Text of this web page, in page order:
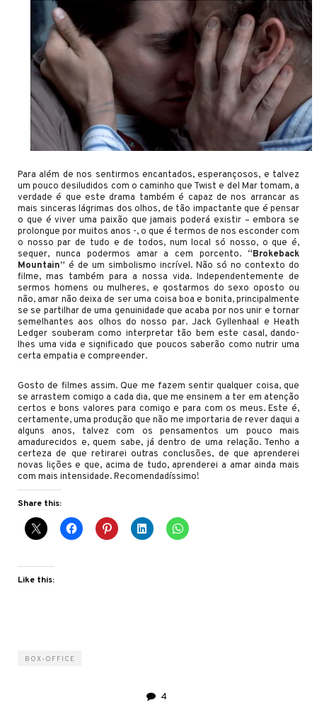
Para além de nos sentirmos encantados, esperançosos, e talvez
um pouco desiludidos com o caminho que Twist e del Mar tomam, a
verdade é que este drama também é capaz de nos arrancar as
mais sinceras lágrimas dos olhos, de tão impactante que é pensar
o que é viver uma paixão que jamais poderá existir – embora se
prolongue por muitos anos -, o que é termos de nos esconder com
o nosso par de tudo e de todos, num local só nosso, o que é,
sequer, nunca podermos amar a cem porcento. “Brokeback
Mountain” é de um simbolismo incrível. Não só no contexto do
filme, mas também para a nossa vida. Independentemente de
sermos homens ou mulheres, e gostarmos do sexo oposto ou
não, amar não deixa de ser uma coisa boa e bonita, principalmente
se se partilhar de uma genuinidade que acaba por nos unir e tornar
semelhantes aos olhos do nosso par. Jack Gyllenhaal e Heath
Ledger souberam como interpretar tão bem este casal, dando-
lhes uma vida e significado que poucos saberão como nutrir uma
certa empatia e compreender.
Gosto de filmes assim. Que me fazem sentir qualquer coisa, que
se arrastem comigo a cada dia, que me ensinem a ter em atenção
certos e bons valores para comigo e para com os meus. Este é,
certamente, uma produção que não me importaria de rever daqui a
alguns anos, talvez com os pensamentos um pouco mais
amadurecidos e, quem sabe, já dentro de uma relação. Tenho a
certeza de que retirarei outras conclusões, de que aprenderei
novas lições e que, acima de tudo, aprenderei a amar ainda mais
com mais intensidade. Recomendadíssimo!
Share this:
Like this:
BOX-OFFICE
4